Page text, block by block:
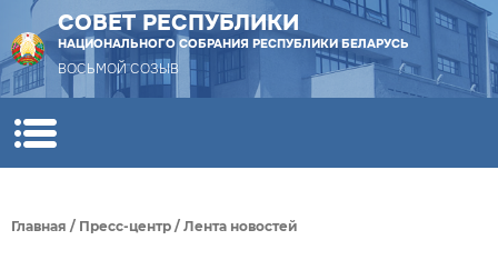
СОВЕТ РЕСПУБЛИКИ
НАЦИОНАЛЬНОГО СОБРАНИЯ РЕСПУБЛИКИ БЕЛАРУСЬ
ВОСЬМОЙ СОЗЫВ
Главная / Пресс-центр / Лента новостей